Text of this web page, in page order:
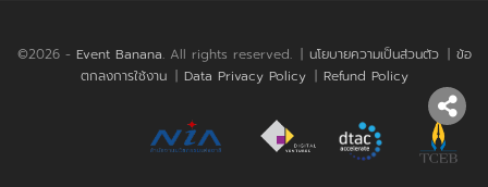
©2026 - Event Banana. All rights reserved. | นโยบายความเป็นส่วนตัว | ข้อ
ตกลงการใช้งาน | Data Privacy Policy | Refund Policy